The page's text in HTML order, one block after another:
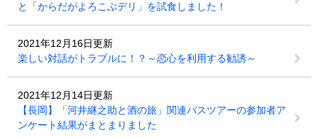
と「からだがよろこぶデリ」を試食しました！
2021年12月16日更新
楽しい対話がトラブルに！？～恋心を利用する勧誘～
2021年12月14日更新
【長岡】「河井継之助と酒の旅」関連バスツアーの参加者ア
ンケート結果がまとまりました